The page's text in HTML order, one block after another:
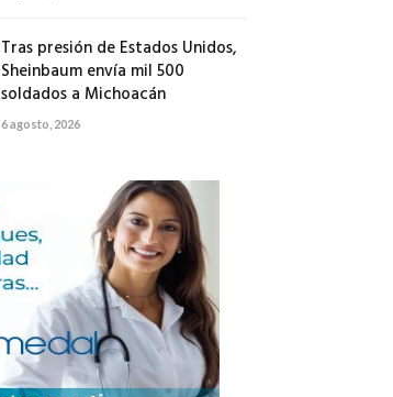
Tras presión de Estados Unidos,
Sheinbaum envía mil 500
soldados a Michoacán
6 agosto, 2026